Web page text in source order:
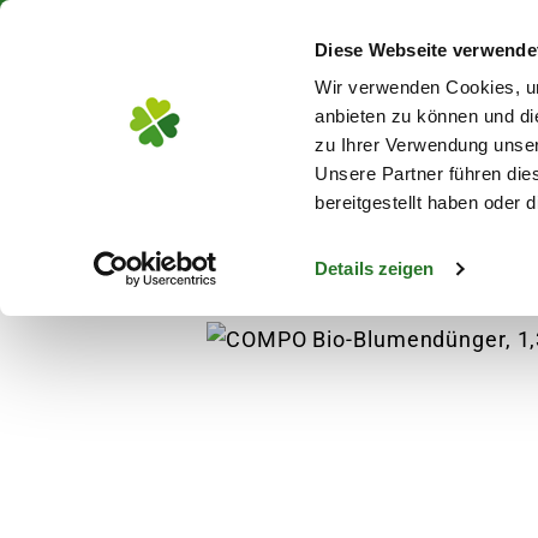
Diese Webseite
Wir verwenden Cookies,
anbieten zu können und
zu Ihrer Verwendung
Unsere Partner führen
bereitgestellt haben oder
Details zeigen
Blumen
Pflanzen Dünger COMPO Bio-